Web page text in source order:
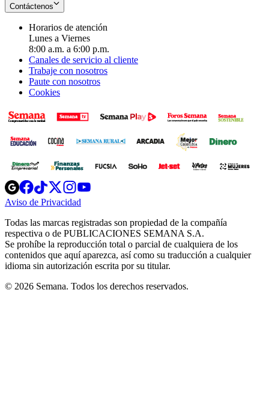
Contáctenos
Horarios de atención
Lunes a Viernes
8:00 a.m. a 6:00 p.m.
Canales de servicio al cliente
Trabaje con nosotros
Paute con nosotros
Cookies
Opens
in
new
Opens
in
new
Opens
in
new
window
Opens
new
windowwindow
Aviso de Privacidad
new
window
Todas las marcas registradas son propiedad de la compañía
respectiva o de PUBLICACIONES SEMANA S.A.
Se prohíbe la reproducción total o parcial de cualquiera de los
contenidos que aquí aparezca, así como su traducción a cualquier
idioma sin autorización escrita por su titular.
© 2026 Semana. Todos los derechos reservados.